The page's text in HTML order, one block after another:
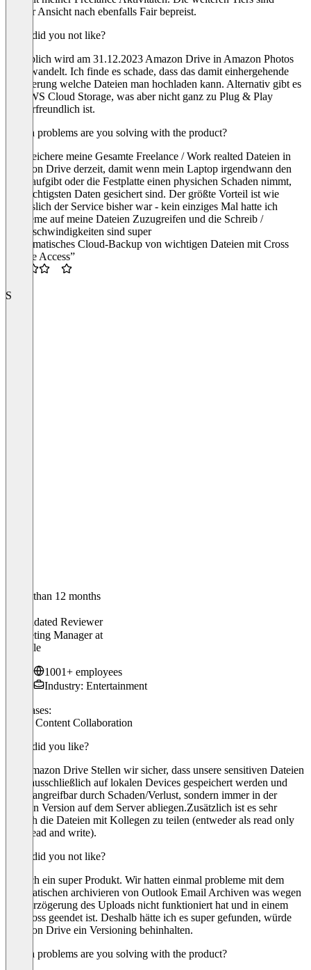
meiner Ansicht nach ebenfalls Fair bepreist.
What did you not like?
Angeblich wird am 31.12.2023 Amazon Drive in Amazon Photos
umgewandelt. Ich finde es schade, dass das damit einhergehende
Limitierung welche Dateien man hochladen kann. Alternativ gibt es
die AWS Cloud Storage, was aber nicht ganz zu Plug & Play
Nutzerfreundlich ist.
Which problems are you solving with the product?
Ich speichere meine Gesamte Freelance / Work realted Dateien in
Amazon Drive derzeit, damit wenn mein Laptop irgendwann den
Geist aufgibt oder die Festplatte einen physichen Schaden nimmt,
die wichtigsten Daten gesichert sind. Der größte Vorteil ist wie
verlässlich der Service bisher war - kein einziges Mal hatte ich
Probleme auf meine Dateien Zuzugreifen und die Schreib /
lesegeschwindigkeiten sind super
“Automatisches Cloud-Backup von wichtigen Dateien mit Cross
Device Access”
S
Older than 12 months
Validated Reviewer
Marketing Managerat
Audible
1001+ employees
Industry: Entertainment
Use cases:
Cloud Content Collaboration
What did you like?
Mit Amazon Drive Stellen wir sicher, dass unsere sensitiven Dateien
nicht ausschließlich auf lokalen Devices gespeichert werden und
damit angreifbar durch Schaden/Verlust, sondern immer in der
neusten Version auf dem Server abliegen.Zusätzlich ist es sehr
einfach die Dateien mit Kollegen zu teilen (entweder als read only
oder read and write).
What did you not like?
An sich ein super Produkt. Wir hatten einmal probleme mit dem
automatischen archivieren von Outlook Email Archiven was wegen
Zeitverzögerung des Uploads nicht funktioniert hat und in einem
Data loss geendet ist. Deshalb hätte ich es super gefunden, würde
Amazon Drive ein Versioning behinhalten.
Which problems are you solving with the product?